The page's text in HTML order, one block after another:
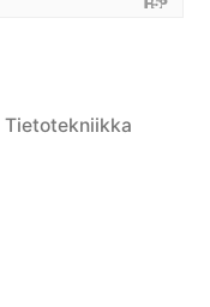
Julkaistu
Tietotekniikka